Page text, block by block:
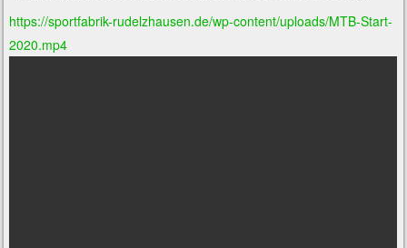
https://sportfabrik-rudelzhausen.de/wp-content/uploads/MTB-Start-
2020.mp4